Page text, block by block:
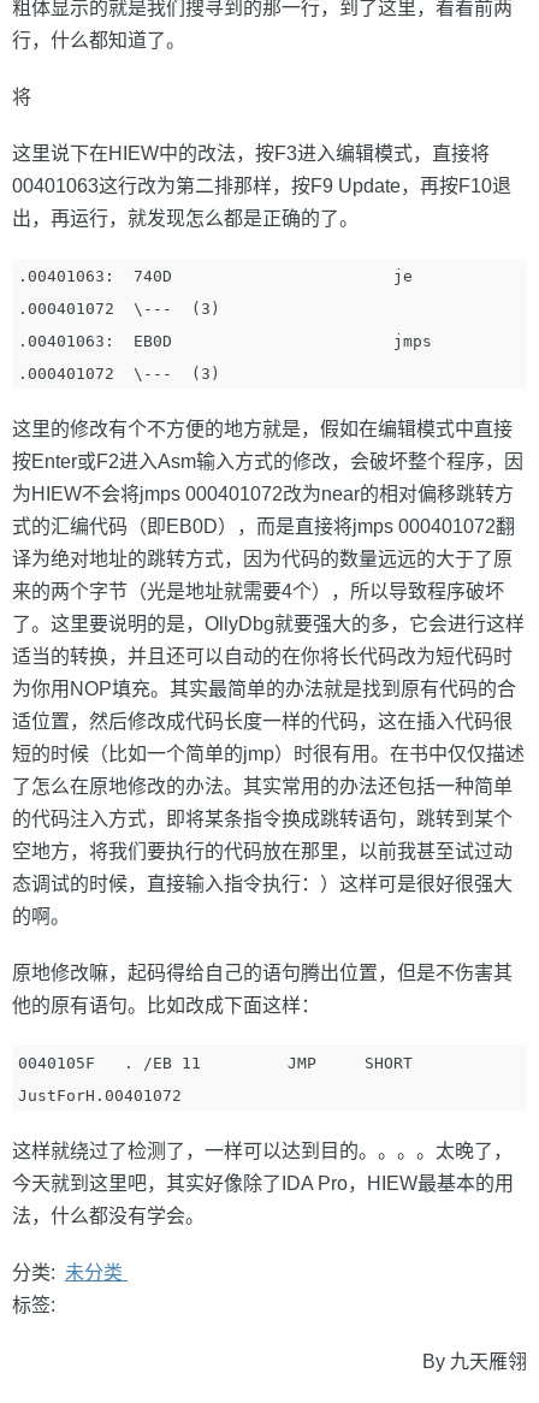
粗体显示的就是我们搜寻到的那一行，到了这里，看看前两
行，什么都知道了。
将
这里说下在HIEW中的改法，按F3进入编辑模式，直接将
00401063这行改为第二排那样，按F9 Update，再按F10退
出，再运行，就发现怎么都是正确的了。
.00401063:  740D                       je
.000401072  \---  (3)
.00401063:  EB0D                       jmps
这里的修改有个不方便的地方就是，假如在编辑模式中直接
按Enter或F2进入Asm输入方式的修改，会破坏整个程序，因
为HIEW不会将jmps 000401072改为near的相对偏移跳转方
式的汇编代码（即EB0D），而是直接将jmps 000401072翻
译为绝对地址的跳转方式，因为代码的数量远远的大于了原
来的两个字节（光是地址就需要4个），所以导致程序破坏
了。这里要说明的是，OllyDbg就要强大的多，它会进行这样
适当的转换，并且还可以自动的在你将长代码改为短代码时
为你用NOP填充。其实最简单的办法就是找到原有代码的合
适位置，然后修改成代码长度一样的代码，这在插入代码很
短的时候（比如一个简单的jmp）时很有用。在书中仅仅描述
了怎么在原地修改的办法。其实常用的办法还包括一种简单
的代码注入方式，即将某条指令换成跳转语句，跳转到某个
空地方，将我们要执行的代码放在那里，以前我甚至试过动
态调试的时候，直接输入指令执行：）这样可是很好很强大
的啊。
原地修改嘛，起码得给自己的语句腾出位置，但是不伤害其
他的原有语句。比如改成下面这样：
0040105F   . /EB 11         JMP     SHORT
这样就绕过了检测了，一样可以达到目的。。。。太晚了，
今天就到这里吧，其实好像除了IDA Pro，HIEW最基本的用
法，什么都没有学会。
分类: 未分类
标签:
By 九天雁翎